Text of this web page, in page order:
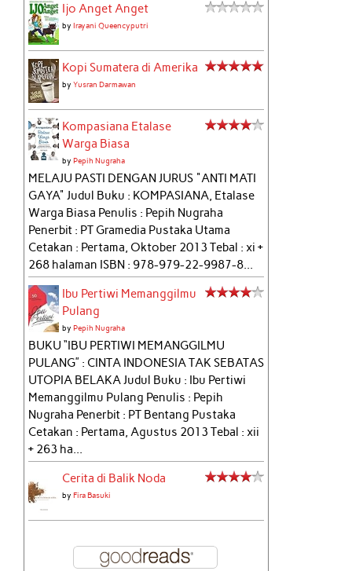
Ijo Anget Anget
byIrayani Queencyputri
Kopi Sumatera di Amerika
byYusran Darmawan
Kompasiana Etalase
Warga Biasa
byPepih Nugraha
MELAJU PASTI DENGAN JURUS "ANTI MATI
GAYA" Judul Buku : KOMPASIANA, Etalase
Warga Biasa Penulis : Pepih Nugraha
Penerbit : PT Gramedia Pustaka Utama
Cetakan : Pertama, Oktober 2013 Tebal : xi +
268 halaman ISBN : 978-979-22-9987-8...
Ibu Pertiwi Memanggilmu
Pulang
byPepih Nugraha
BUKU “IBU PERTIWI MEMANGGILMU
PULANG” : CINTA INDONESIA TAK SEBATAS
UTOPIA BELAKA Judul Buku : Ibu Pertiwi
Memanggilmu Pulang Penulis : Pepih
Nugraha Penerbit : PT Bentang Pustaka
Cetakan : Pertama, Agustus 2013 Tebal : xii
+ 263 ha...
Cerita di Balik Noda
byFira Basuki